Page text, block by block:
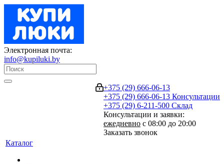
Электронная почта:
info@kupiluki.by
+375 (29) 666-06-13
+375 (29) 666-06-13 Консультации
+375 (29) 6-211-500 Склад
Консультации и заявки:
ежедневно с 08:00 до 20:00
Заказать звонок
Каталог